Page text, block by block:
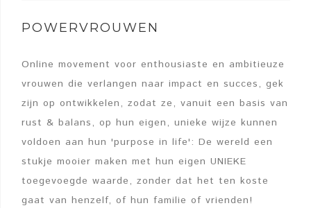
POWERVROUWEN
Online movement voor enthousiaste en ambitieuze
vrouwen die verlangen naar impact en succes, gek
zijn op ontwikkelen, zodat ze, vanuit een basis van
rust & balans, op hun eigen, unieke wijze kunnen
voldoen aan hun 'purpose in life': De wereld een
stukje mooier maken met hun eigen UNIEKE
toegevoegde waarde, zonder dat het ten koste
gaat van henzelf, of hun familie of vrienden!